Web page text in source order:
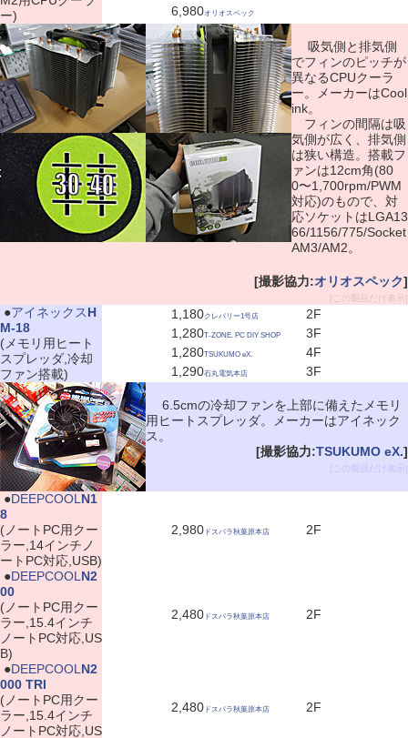
ー)
6,980オリオスペック
吸気側と排気側
でフィンのピッチが
異なるCPUクーラ
ー。メーカーはCool
ink。
フィンの間隔は吸
気側が広く、排気側
は狭い構造。搭載フ
ァンは12cm角(80
0〜1,700rpm/PWM
対応)のもので、対
応ソケットはLGA13
66/1156/775/Socket
AM3/AM2。
[撮影協力:オリオスペック]
[この製品だけ表示]
●アイネックスH
M-18
(メモリ用ヒート
スプレッダ,冷却
ファン搭載)
1,180クレバリー1号店
2F
1,280T-ZONE. PC DIY SHOP
3F
1,280TSUKUMO eX.
4F
1,290石丸電気本店 3F
6.5cmの冷却ファンを上部に備えたメモリ
用ヒートスプレッダ。メーカーはアイネック
ス。
[撮影協力:TSUKUMO eX.]
[この製品だけ表示]
●DEEPCOOL N1
8
(ノートPC用クー
ラー,14インチノ
ートPC対応,USB)
2,980 ドスパラ秋葉原本店 2F
●DEEPCOOL N2
00
(ノートPC用クー
ラー,15.4インチ
ノートPC対応,US
B)
2,480 ドスパラ秋葉原本店 2F
●DEEPCOOL N2
000 TRI
(ノートPC用クー
ラー,15.4インチ
ノートPC対応,US
2,480 ドスパラ秋葉原本店 2F